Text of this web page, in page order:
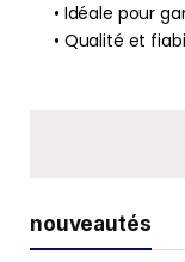
• Idéale pour
• Qualité et
nouveautés